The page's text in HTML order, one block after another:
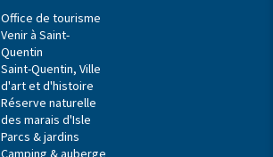
Office de tourisme
Venir à Saint-
Quentin
Saint-Quentin, Ville
d'art et d'histoire
Réserve naturelle
des marais d'Isle
Parcs & jardins
Camping & auberge